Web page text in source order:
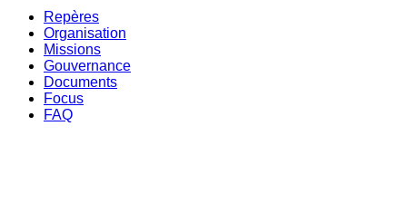
Repères
Organisation
Missions
Gouvernance
Documents
Focus
FAQ